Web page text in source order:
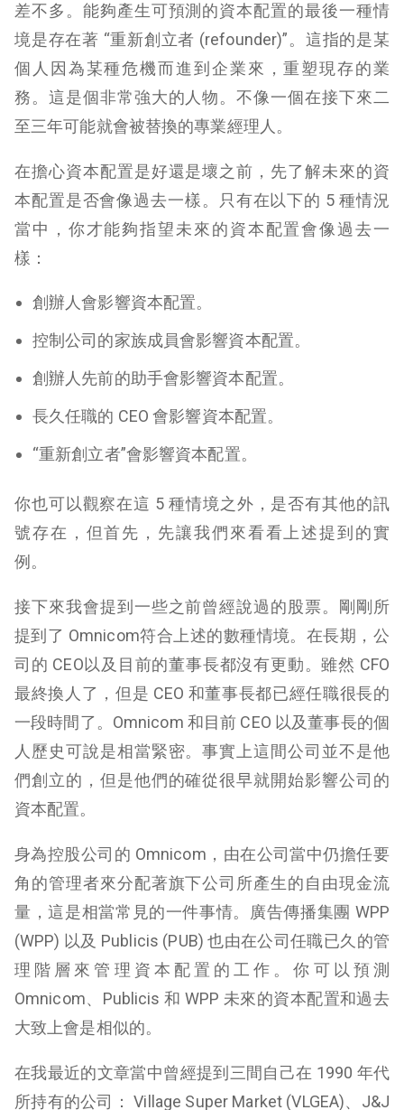
差不多。能夠產生可預測的資本配置的最後一種情
境是存在著 “重新創立者 (refounder)”。這指的是某
個人因為某種危機而進到企業來，重塑現存的業
務。這是個非常強大的人物。不像一個在接下來二
至三年可能就會被替換的專業經理人。
在擔心資本配置是好還是壞之前，先了解未來的資
本配置是否會像過去一樣。只有在以下的 5 種情況
當中，你才能夠指望未來的資本配置會像過去一
樣：
創辦人會影響資本配置。
控制公司的家族成員會影響資本配置。
創辦人先前的助手會影響資本配置。
長久任職的 CEO 會影響資本配置。
“重新創立者”會影響資本配置。
你也可以觀察在這 5 種情境之外，是否有其他的訊
號存在，但首先，先讓我們來看看上述提到的實
例。
接下來我會提到一些之前曾經說過的股票。剛剛所
提到了 Omnicom符合上述的數種情境。在長期，公
司的 CEO以及目前的董事長都沒有更動。雖然 CFO
最終換人了，但是 CEO 和董事長都已經任職很長的
一段時間了。Omnicom 和目前 CEO 以及董事長的個
人歷史可說是相當緊密。事實上這間公司並不是他
們創立的，但是他們的確從很早就開始影響公司的
資本配置。
身為控股公司的 Omnicom，由在公司當中仍擔任要
角的管理者來分配著旗下公司所產生的自由現金流
量，這是相當常見的一件事情。廣告傳播集團 WPP
(WPP) 以及 Publicis (PUB) 也由在公司任職已久的管
理階層來管理資本配置的工作。你可以預測
Omnicom、Publicis 和 WPP 未來的資本配置和過去
大致上會是相似的。
在我最近的文章當中曾經提到三間自己在 1990 年代
所持有的公司： Village Super Market (VLGEA)、J&J